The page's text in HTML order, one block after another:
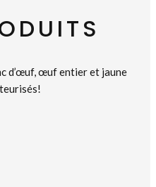
d’œuf, œuf entier et jaune